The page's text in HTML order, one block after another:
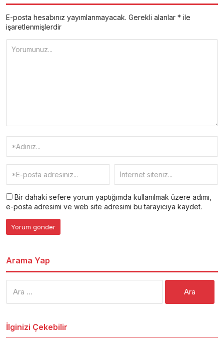
E-posta hesabınız yayımlanmayacak. Gerekli alanlar * ile
işaretlenmişlerdir
Bir dahaki sefere yorum yaptığımda kullanılmak üzere adımı,
e-posta adresimi ve web site adresimi bu tarayıcıya kaydet.
Arama Yap
İlginizi Çekebilir